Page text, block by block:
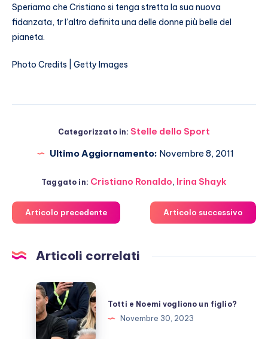
Speriamo che Cristiano si tenga stretta la sua nuova
fidanzata, tr l’altro definita una delle donne più belle del
pianeta.
Photo Credits | Getty Images
Categorizzato in: Stelle dello Sport
Ultimo Aggiornamento: Novembre 8, 2011
Taggato in: Cristiano Ronaldo, Irina Shayk
Articolo precedente Articolo successivo
Articoli correlati
Totti
e
Noemi
vogliono
Totti e Noemi vogliono un figlio?
Novembre 30, 2023